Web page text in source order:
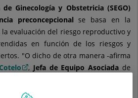
de Ginecología y Obstetricia (SEGO)
preconcepcional se basa en la
evaluación del riesgo reproductivo y
en función de los riesgos y
"O dicho de otra manera -afirma
, Jefa de Equipo Asociada de
la gestación, lo que